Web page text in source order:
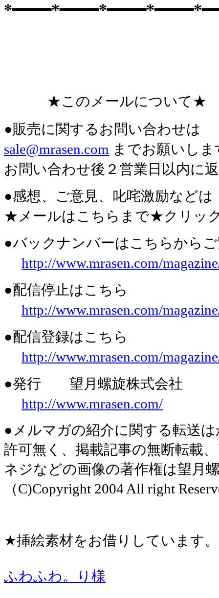
*━━━━*━━━━*━━━━*━━━━*
★このメールについて★
●販売に関するお問い合わせは
sale@mrasen.com までお願いしま
お問い合わせ後２営業日以内に
●感想、ご意見、叱咤激励などは
★メールはこちらまで★クリッ
●バックナンバーはこちらから
http://www.mrasen.com/
●配信停止はこちら
http://www.mrasen.com/
●配信登録はこちら
http://www.mrasen.com/
●発行 望月螺旋株式会社
http://www.mrasen.com/
●メルマガの紹介に関する転送
許可無く、掲載記事の無断転載
ネジなどの画像の著作権は望月
（C)Copyright 2004 All right
★挿絵素材をお借りしています
ふわふわ。り様